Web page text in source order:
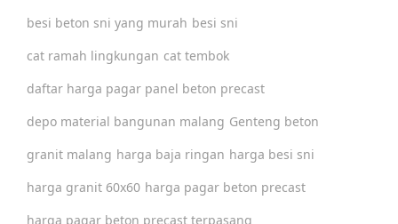
besi beton sni yang murah besi sni
cat ramah lingkungan cat tembok
daftar harga pagar panel beton precast
depo material bangunan malang Genteng beton
granit malang harga baja ringan harga besi sni
harga granit 60x60 harga pagar beton precast
harga pagar beton precast terpasang